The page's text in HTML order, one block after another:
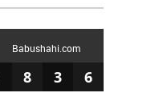
Babushahi.com
8 3 6